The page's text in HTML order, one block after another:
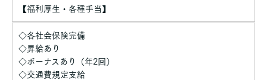
【福利厚生・各種手当】
◇各社会保険完備
◇昇給あり
◇ボーナスあり（年2回）
◇交通費規定支給